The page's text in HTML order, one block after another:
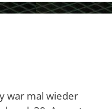
war mal wieder